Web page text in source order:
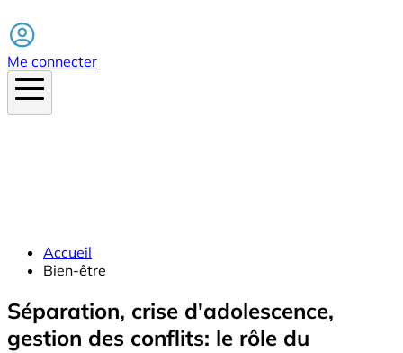
Me connecter
Accueil
Bien-être
Séparation, crise d'adolescence,
gestion des conflits: le rôle du